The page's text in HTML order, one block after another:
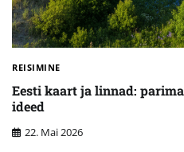
REISIMINE
Eesti kaart ja linnad:
ideed
22. Mai 2026